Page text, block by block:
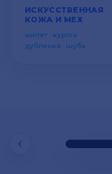
ИСКУССТВЕННАЯ
КОЖА И МЕХ
жилет · куртка ·
дубленка · шуба